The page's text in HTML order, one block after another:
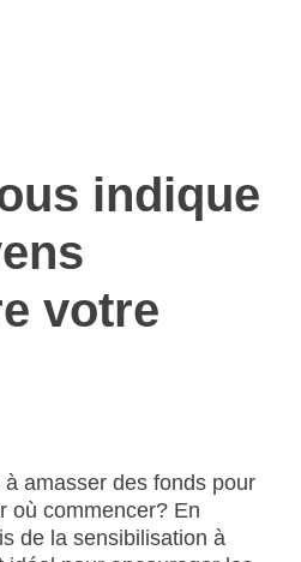
indique
votre
amasser des fonds pour
où commencer? En
de la sensibilisation à